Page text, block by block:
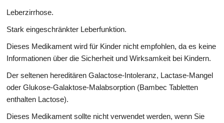
Leberzirrhose.
Stark eingeschränkter Leberfunktion.
Dieses Medikament wird für Kinder nicht empfohlen, da es keine
Informationen über die Sicherheit und Wirksamkeit bei Kindern.
Der seltenen hereditären Galactose-Intoleranz, Lactase-Mangel
oder Glukose-Galaktose-Malabsorption (Bambec Tabletten
enthalten Lactose).
Dieses Medikament sollte nicht verwendet werden, wenn Sie